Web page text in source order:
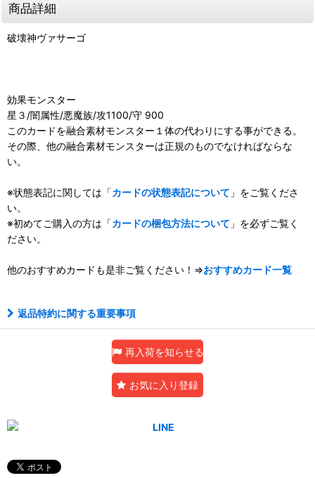
商品詳細
破壊神ヴァサーゴ
効果モンスター
星３/闇属性/悪魔族/攻1100/守 900
このカードを融合素材モンスター１体の代わりにする事ができる。
その際、他の融合素材モンスターは正規のものでなければならな
い。
※状態表記に関しては「カードの状態表記について 」をご覧くださ
い。
※初めてご購入の方は「カードの梱包方法について 」を必ずご覧く
ださい。
他のおすすめカードも是非ご覧ください！⇒おすすめカード一覧
返品特約に関する重要事項
再入荷を知らせる
お気に入り登録